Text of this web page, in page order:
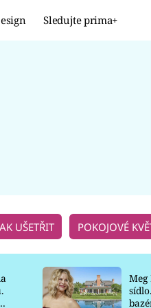
Sledujte prima+
UŠETŘIT POKOJOVÉ